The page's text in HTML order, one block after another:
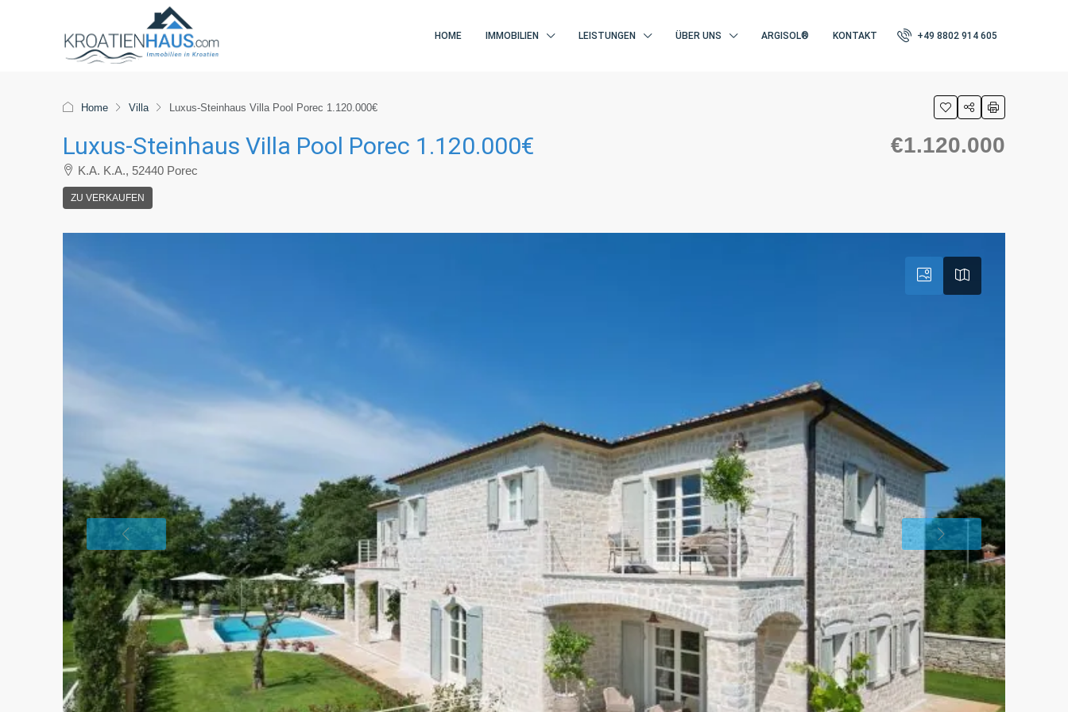
HOME IMMOBILIEN LEISTUNGEN ÜBER UNS ARGISOL® KONTAKT +49 8802 914 605
Home Villa Luxus-Steinhaus Villa Pool Porec 1.120.000€
Luxus-Steinhaus Villa Pool Porec 1.120.000€
K.A. K.A., 52440 Porec
ZU VERKAUFEN
€1.120.000